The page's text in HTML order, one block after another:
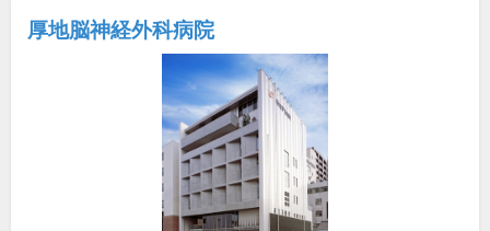
厚地脳神経外科病院